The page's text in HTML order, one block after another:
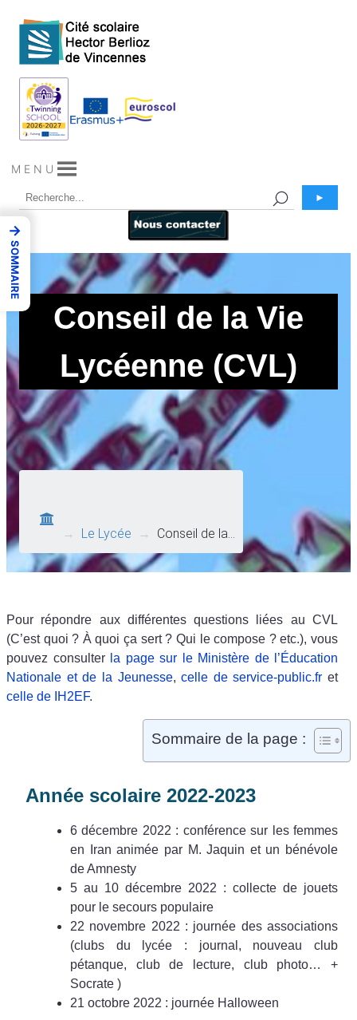
Aller
contenu
M E N U
►
Conseil de la Vie
Lycéenne (CVL)
→ Le Lycée → Conseil de la…
Pour répondre aux différentes questions liées au CVL
(C’est quoi ? À quoi ça sert ? Qui le compose ? etc.), vous
pouvez consulter la page sur le Ministère de l’Éducation
Nationale et de la Jeunesse,celle de service-public.fr et
celle de IH2EF.
Sommaire de la page :
Année scolaire 2022-2023
6 décembre 2022 : conférence sur les femmes
en Iran animée par M. Jaquin et un bénévole
de Amnesty
5 au 10 décembre 2022 : collecte de jouets
pour le secours populaire
22 novembre 2022 : journée des associations
(clubs du lycée : journal, nouveau club
pétanque, club de lecture, club photo… +
Socrate )
21 octobre 2022 : journée Halloween
→
SOMMAIRE